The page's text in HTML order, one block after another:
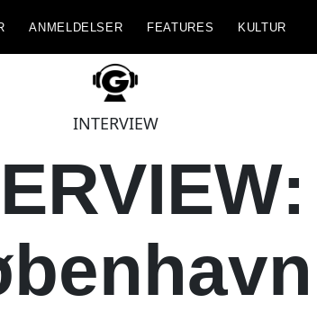
ANMELDELSER FEATURES KULTUR
INTERVIEW